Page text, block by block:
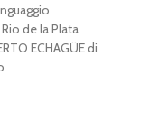
de la Plata
ECHAGÜE di